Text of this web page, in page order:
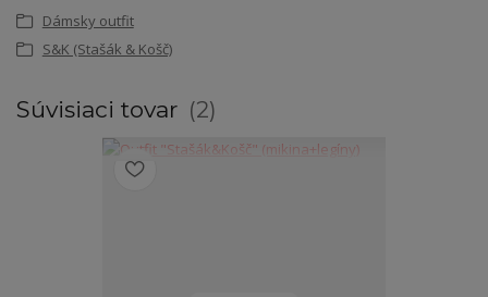
Dámsky outfit
S&K (Stašák & Košč)
Súvisiaci tovar 2